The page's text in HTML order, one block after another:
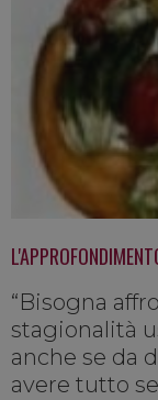
“Bisogna
stagionalità
anche se da
avere tutto